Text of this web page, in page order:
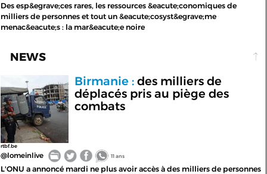
Des esp&egrave;ces rares, les ressources &eacute;conomiques de
milliers de personnes et tout un &eacute;cosyst&egrave;me
menac&eacute;s : la mar&eacute;e noire
NEWS
rtbf.be
Birmanie :des milliers de
déplacés pris au piège des
combats
@lomeinlive 11 ans
L'ONU a annoncé mardi ne plus avoir accès à des milliers de personnes